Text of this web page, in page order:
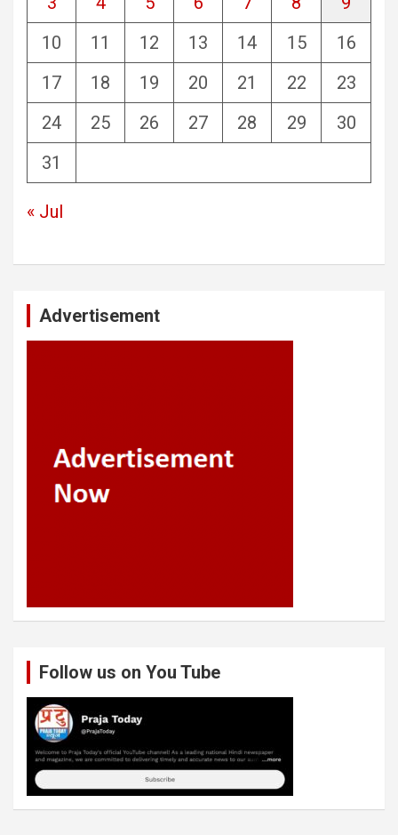
10
11 12 13 14 15
16
17
18 19 20 21 22
23
24
25 26 27 28 29
30
31
« Jul
Advertisement
Follow us on You Tube